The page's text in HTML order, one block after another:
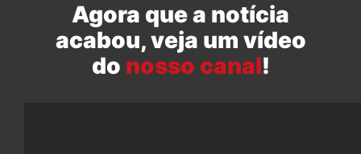
Agora que a notícia
acabou, veja um vídeo
do nosso canal!